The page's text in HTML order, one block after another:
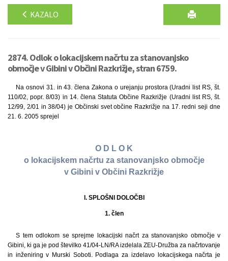
KAZALO
2874. Odlok o lokacijskem načrtu za stanovanjsko
območje v Gibini v Občini Razkrižje, stran 6759.
Na osnovi 31. in 43. člena Zakona o urejanju prostora (Uradni list RS, št.
110/02, popr. 8/03) in 14. člena Statuta Občine Razkrižje (Uradni list RS, št.
12/99, 2/01 in 38/04) je Občinski svet občine Razkrižje na 17. redni seji dne
21. 6. 2005 sprejel
O D L O K
o lokacijskem načrtu za stanovanjsko območje
v Gibini v Občini Razkrižje
I. SPLOŠNI DOLOČBI
1. člen
S tem odlokom se sprejme lokacijski načrt za stanovanjsko območje v
Gibini, ki ga je pod številko 41/04-LN/RA izdelala ZEU-Družba za načrtovanje
in inženiring v Murski Soboti. Podlaga za izdelavo lokacijskega načrta je